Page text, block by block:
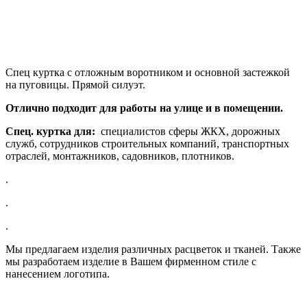
Спец куртка с отложным воротником и основной застежкой
на пуговицы. Прямой силуэт.
Отлично подходит для работы на улице и в помещении.
Спец. куртка для: специалистов сферы ЖКХ, дорожных
служб, сотрудников строительных компаний, транспортных
отраслей, монтажников, садовников, плотников.
.
.
.
Мы предлагаем изделия различных расцветок и тканей. Также
мы разработаем изделие в Вашем фирменном стиле с
нанесением логотипа.